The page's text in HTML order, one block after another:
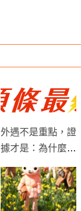
外遇不是重點，證
據才是：為什麼很
不到賠償